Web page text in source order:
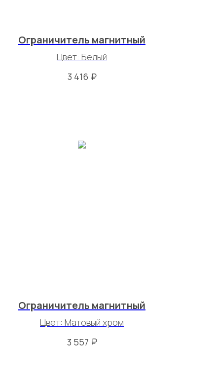
Ограничитель магнитный
Цвет: Белый
3 416 ₽
Ограничитель магнитный
Цвет: Матовый хром
3 557 ₽